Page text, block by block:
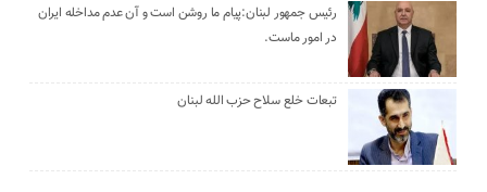
رئیس جمهور لبنان:پیام ما روشن است و آن عدم مداخله ایران
در امور ماست.
تبعات خلع سلاح حزب الله لبنان